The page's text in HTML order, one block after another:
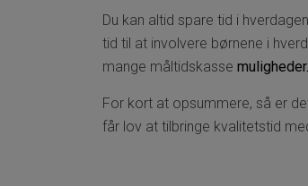
Du kan altid spare tid i
tid til at involvere børnene i
mange måltidskasse muligheder.
For kort at opsummere, så er
får lov at tilbringe kvalitetstid